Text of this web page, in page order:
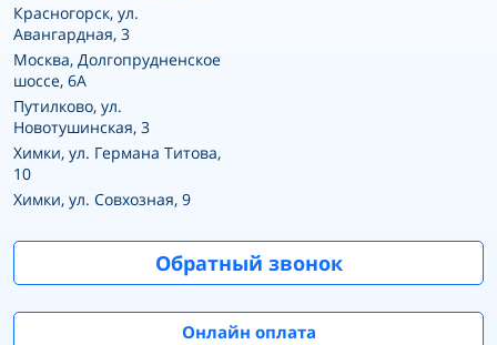
Красногорск, ул.
Авангардная, 3
Москва, Долгопрудненское
шоссе, 6А
Путилково, ул.
Новотушинская, 3
Химки, ул. Германа Титова,
10
Химки, ул. Совхозная, 9
Обратный звонок
Онлайн оплата